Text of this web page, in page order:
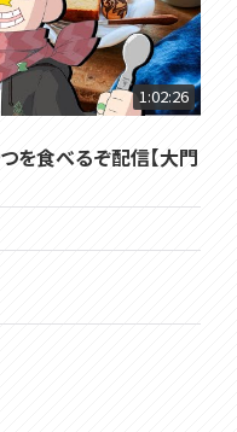
1:02:26
を食べるぞ配信【大門